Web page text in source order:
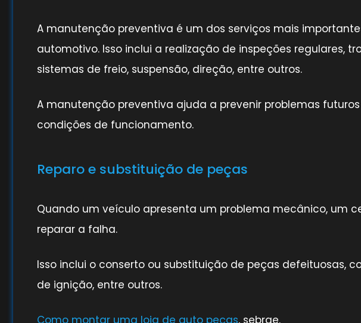
A manutenção preventiva é um dos serviços mais
automotivo. Isso inclui a realização de inspeções regulares,
sistemas de freio, suspensão, direção, entre outros.
A manutenção preventiva ajuda a prevenir problemas
condições de funcionamento.
Reparo e substituição de peças
Quando um veículo apresenta um problema mecânico, um
reparar a falha.
Isso inclui o conserto ou substituição de peças defeituosas,
de ignição, entre outros.